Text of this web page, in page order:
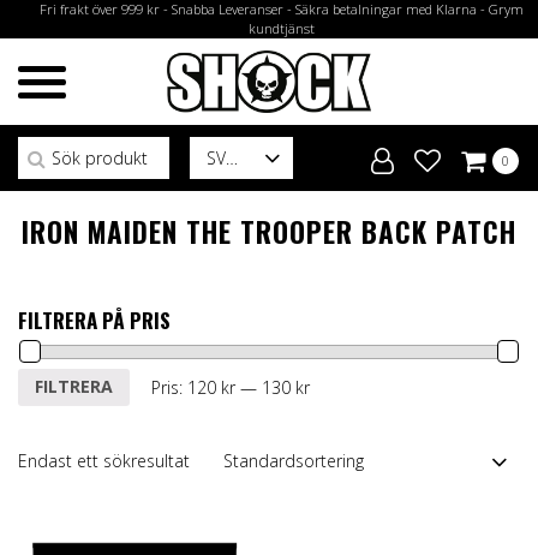
Fri frakt över 999 kr - Snabba Leveranser - Säkra betalningar med Klarna - Grym
kundtjänst
SV
Sök efter:
0
IRON MAIDEN THE TROOPER BACK PATCH
FILTRERA PÅ PRIS
Min
MaxFILTRERA Pris: 120 kr— 130 kr
Endast ett sökresultat